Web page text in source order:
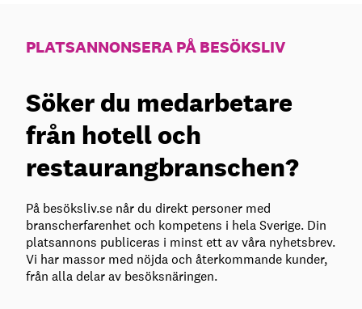
PLATSANNONSERA PÅ BESÖKSLIV
Söker du medarbetare
från hotell och
restaurangbranschen?
På besöksliv.se når du direkt personer med
branscherfarenhet och kompetens i hela Sverige. Din
platsannons publiceras i minst ett av våra nyhetsbrev.
Vi har massor med nöjda och återkommande kunder,
från alla delar av besöksnäringen.